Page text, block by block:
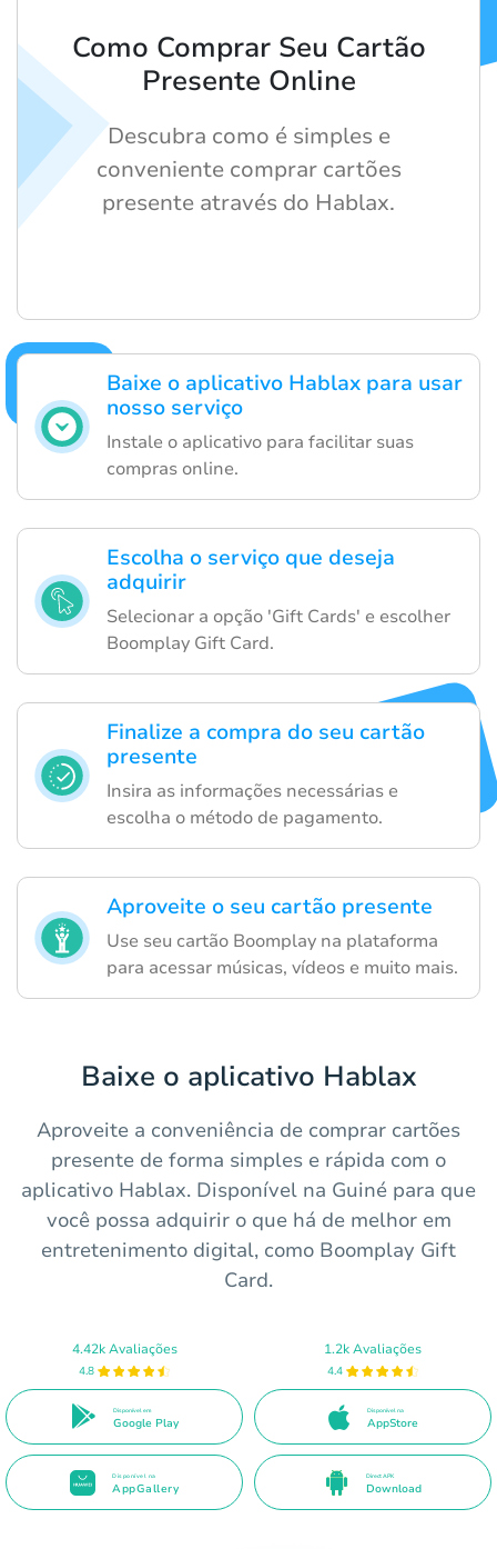
Baixe o aplicativo Hablax para usar
nosso serviço
Instale o aplicativo para facilitar suas
compras online.
Escolha o serviço que deseja
adquirir
Selecionar a opção 'Gift Cards' e escolher
Boomplay Gift Card.
Finalize a compra do seu cartão
presente
Insira as informações necessárias e
escolha o método de pagamento.
Aproveite o seu cartão presente
Use seu cartão Boomplay na plataforma
para acessar músicas, vídeos e muito mais.
Como Comprar Seu Cartão
Presente Online
Descubra como é simples e
conveniente comprar cartões
presente através do Hablax.
Baixe o aplicativo Hablax
Aproveite a conveniência de comprar cartões
presente de forma simples e rápida com o
aplicativo Hablax. Disponível na Guiné para que
você possa adquirir o que há de melhor em
entretenimento digital, como Boomplay Gift
Card.
4.42k Avaliações
4.8
Disponível em
Google Play
1.2k Avaliações
4.4
Disponível na
AppStore
Disponível na
AppGallery
Direct APK
Download